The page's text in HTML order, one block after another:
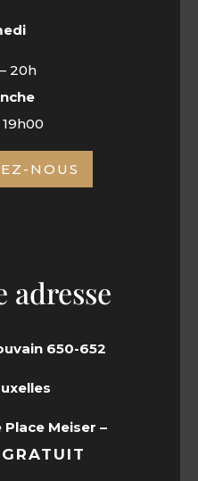
20h
NOUS
adresse
650-652
Place Meiser –